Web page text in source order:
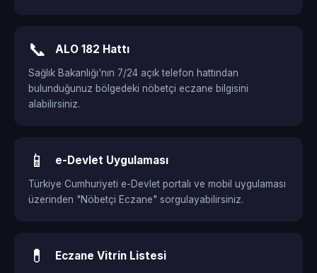
📞 ALO 182 Hattı
Sağlık Bakanlığı'nın 7/24 açık telefon hattından
bulunduğunuz bölgedeki nöbetçi eczane bilgisini
alabilirsiniz.
📱 e-Devlet Uygulaması
Türkiye Cumhuriyeti e-Devlet portalı ve mobil uygulaması
üzerinden "Nöbetçi Eczane" sorgulayabilirsiniz.
💊 Eczane Vitrin Listesi